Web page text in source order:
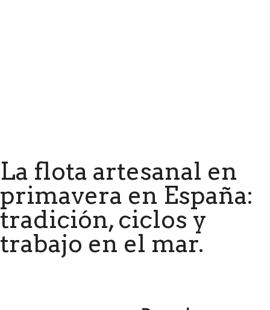
La flota artesanal en
primavera en España:
tradición, ciclos y
trabajo en el mar.